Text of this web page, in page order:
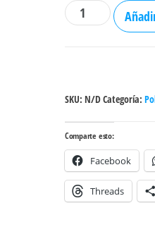
Polo
Riot
Street
cantidad
SKU: N/DCategoría:
Comparte esto:
Facebook
Threads